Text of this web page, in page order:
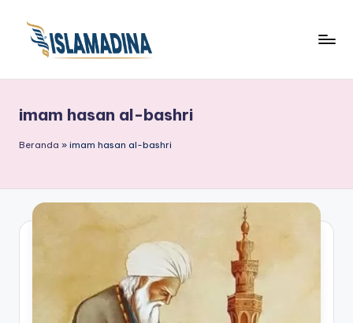
imam hasan al-bashri
Beranda » imam hasan al-bashri